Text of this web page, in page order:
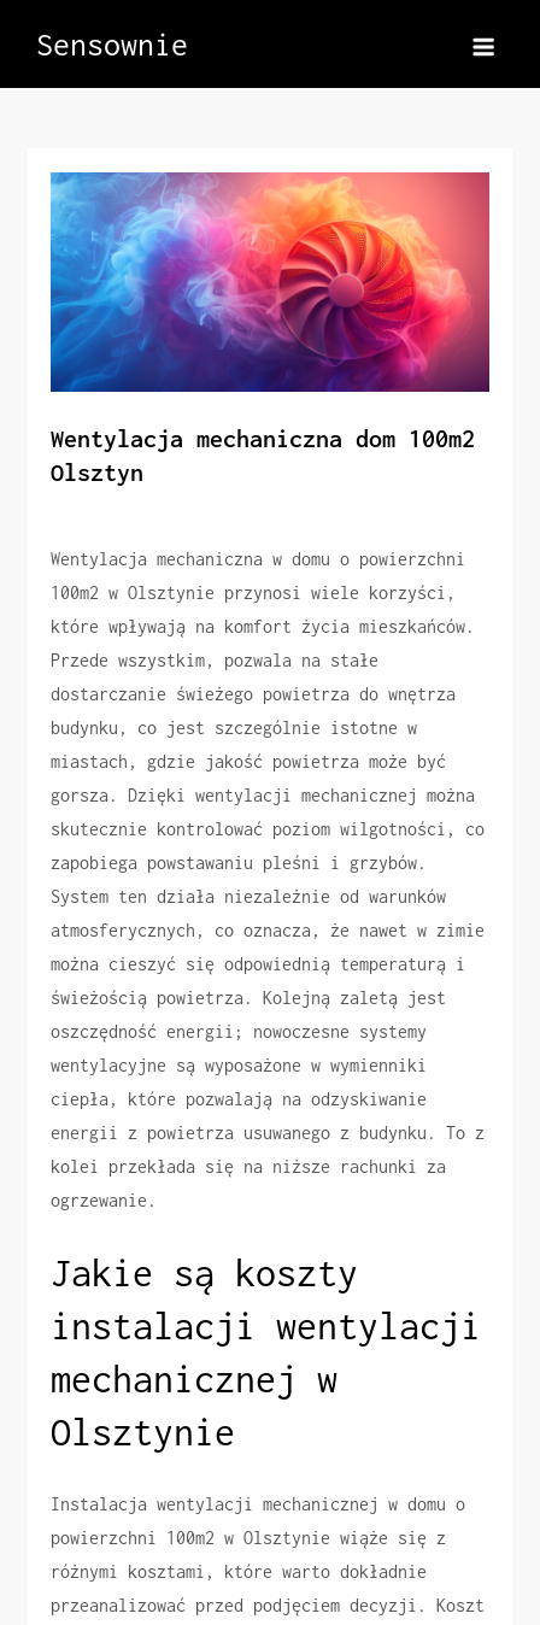
Sensownie
Wentylacja mechaniczna dom 100m2
Olsztyn
Wentylacja mechaniczna w domu o powierzchni
100m2 w Olsztynie przynosi wiele korzyści,
które wpływają na komfort życia mieszkańców.
Przede wszystkim, pozwala na stałe
dostarczanie świeżego powietrza do wnętrza
budynku, co jest szczególnie istotne w
miastach, gdzie jakość powietrza może być
gorsza. Dzięki wentylacji mechanicznej można
skutecznie kontrolować poziom wilgotności, co
zapobiega powstawaniu pleśni i grzybów.
System ten działa niezależnie od warunków
atmosferycznych, co oznacza, że nawet w zimie
można cieszyć się odpowiednią temperaturą i
świeżością powietrza. Kolejną zaletą jest
oszczędność energii; nowoczesne systemy
wentylacyjne są wyposażone w wymienniki
ciepła, które pozwalają na odzyskiwanie
energii z powietrza usuwanego z budynku. To z
kolei przekłada się na niższe rachunki za
ogrzewanie.
Jakie są koszty
instalacji wentylacji
mechanicznej w
Olsztynie
Instalacja wentylacji mechanicznej w domu o
powierzchni 100m2 w Olsztynie wiąże się z
różnymi kosztami, które warto dokładnie
przeanalizować przed podjęciem decyzji. Koszt